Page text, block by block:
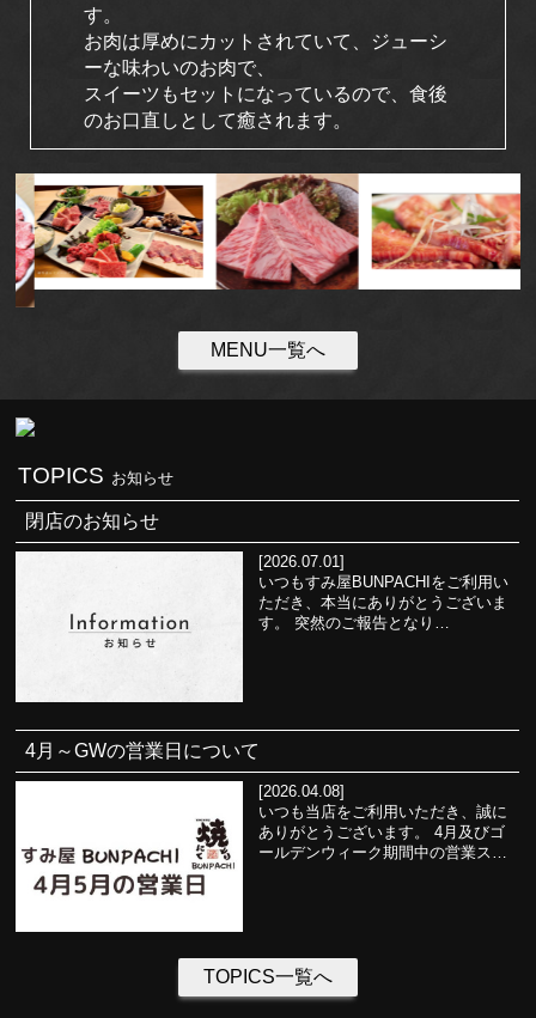
す。
お肉は厚めにカットされていて、ジューシ
ーな味わいのお肉で、
スイーツもセットになっているので、食後
のお口直しとして癒されます。
MENU一覧へ
TOPICS お知らせ
閉店のお知らせ
[2026.07.01]
いつもすみ屋BUNPACHIをご利用い
ただき、本当にありがとうございま
す。 突然のご報告となり…
4月～GWの営業日について
[2026.04.08]
いつも当店をご利用いただき、誠に
ありがとうございます。 4月及びゴ
ールデンウィーク期間中の営業ス…
TOPICS一覧へ